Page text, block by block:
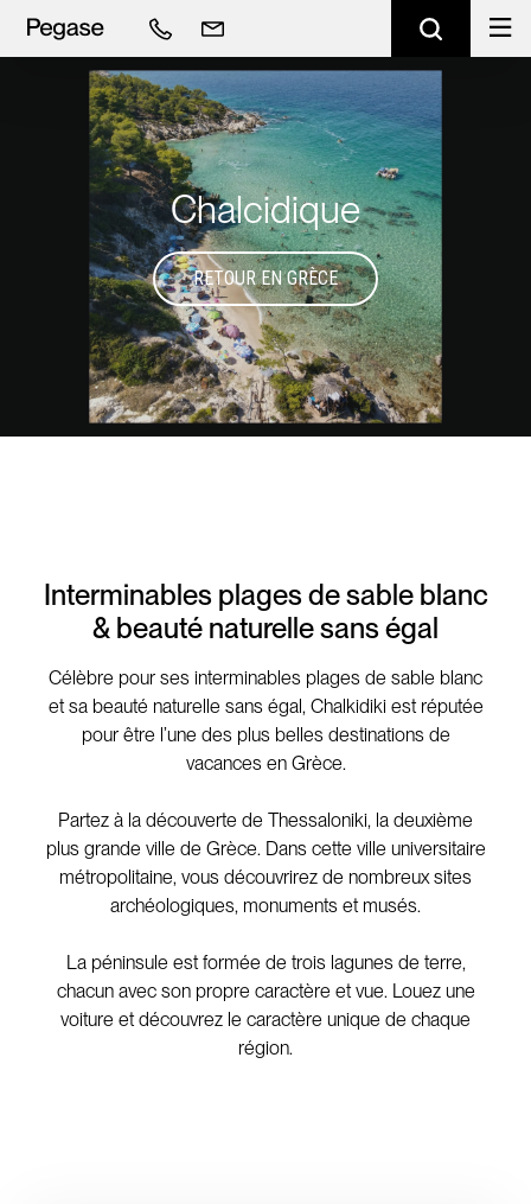
Chalcidique
RETOUR EN GRÈCE
Interminables plages de sable blanc
& beauté naturelle sans égal
Célèbre pour ses interminables plages de sable blanc
et sa beauté naturelle sans égal, Chalkidiki est réputée
pour être l’une des plus belles destinations de
vacances en Grèce.
Partez à la découverte de Thessaloniki, la deuxième
plus grande ville de Grèce. Dans cette ville universitaire
métropolitaine, vous découvrirez de nombreux sites
archéologiques, monuments et musés.
La péninsule est formée de trois lagunes de terre,
chacun avec son propre caractère et vue. Louez une
voiture et découvrez le caractère unique de chaque
région.